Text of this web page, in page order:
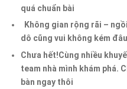
quá chuẩn bài
Không gian rộng rãi –
dô cũng vui không kém
Chưa hết!Cùng nhiều
team nhà mình khám phá.
bàn ngay thôi